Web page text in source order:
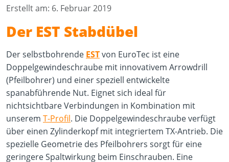
Erstellt am: 6. Februar 2019
Der EST Stabdübel
Der selbstbohrende ESTvon EuroTec ist eine
Doppelgewindeschraube mit innovativem Arrowdrill
(Pfeilbohrer) und einer speziell entwickelte
spanabführende Nut. Eignet sich ideal für
nichtsichtbare Verbindungen in Kombination mit
unserem T-Profil. Die Doppelgewindeschraube verfügt
über einen Zylinderkopf mit integriertem TX-Antrieb. Die
spezielle Geometrie des Pfeilbohrers sorgt für eine
geringere Spaltwirkung beim Einschrauben. Eine